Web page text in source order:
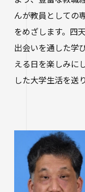
んが教員としての
をめざします。四
出会いを通した学
える日を楽しみに
した大学生活を送